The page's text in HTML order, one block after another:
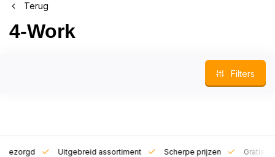
Terug
4-Work
Filters
Uitgebreid assortiment Scherpe prijzen Gratis